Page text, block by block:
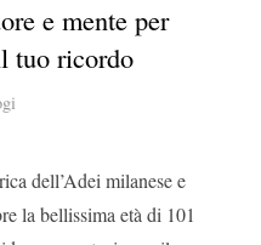
e mente per
tuo ricordo
dell’Adei milanese e
la bellissima età di 101